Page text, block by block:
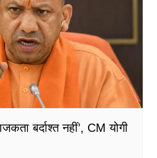
बर्दाश्त नहीं’, CM योगी